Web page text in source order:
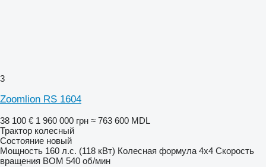
3
Zoomlion RS 1604
38 100 € 1 960 000 грн ≈ 763 600 MDL
Трактор колесный
Состояние новый
Мощность 160 л.с. (118 кВт) Колесная формула 4x4 Скорость
вращения ВОМ 540 об/мин